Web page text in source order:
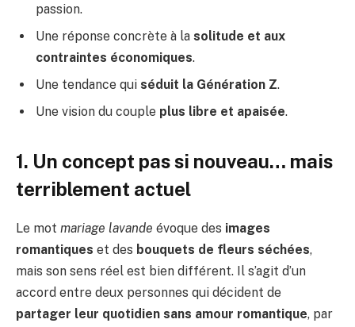
passion.
Une réponse concrète à la solitude et aux
contraintes économiques.
Une tendance qui séduit la Génération Z.
Une vision du couple plus libre et apaisée.
1. Un concept pas si nouveau… mais
terriblement actuel
Le mot mariage lavande évoque des images
romantiques et des bouquets de fleurs séchées,
mais son sens réel est bien différent. Il s’agit d’un
accord entre deux personnes qui décident de
partager leur quotidien sans amour romantique, par